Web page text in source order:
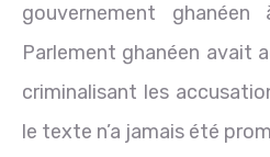
gouvernement
Parlement ghanéen avait
criminalisant les
le texte n’a jamais été